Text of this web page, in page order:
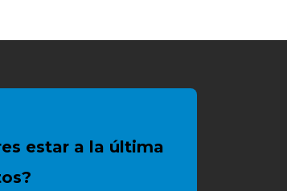
estar a la última